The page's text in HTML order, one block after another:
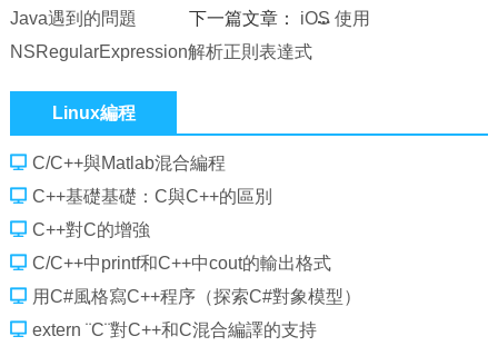
Java遇到的問題
下一篇文章： iOS 使用
NSRegularExpression解析正則表達式
Linux編程
C/C++與Matlab混合編程
C++基礎基礎：C與C++的區別
C++對C的增強
C/C++中printf和C++中cout的輸出格式
用C#風格寫C++程序（探索C#對象模型）
extern ¨C¨對C++和C混合編譯的支持